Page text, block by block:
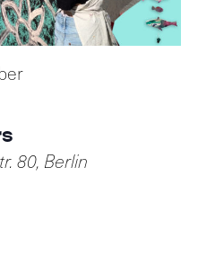
80, Berlin